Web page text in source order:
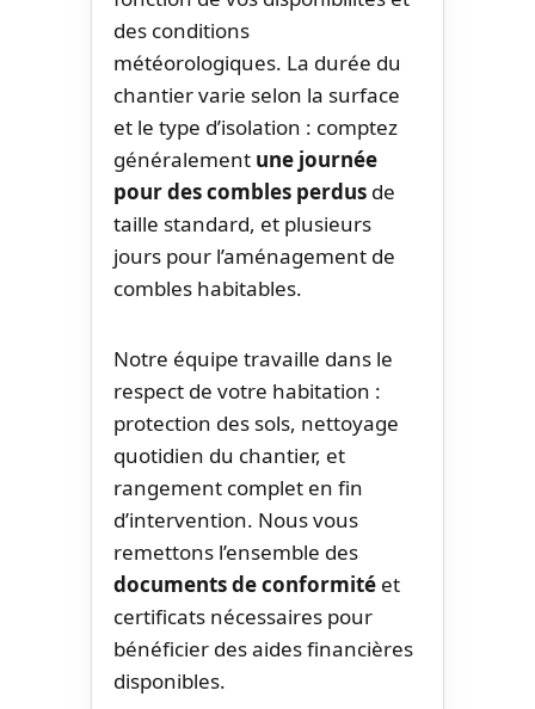
des conditions
météorologiques. La durée du
chantier varie selon la surface
et le type d’isolation : comptez
généralement une journée
pour des combles perdus de
taille standard, et plusieurs
jours pour l’aménagement de
combles habitables.
Notre équipe travaille dans le
respect de votre habitation :
protection des sols, nettoyage
quotidien du chantier, et
rangement complet en fin
d’intervention. Nous vous
remettons l’ensemble des
documents de conformité et
certificats nécessaires pour
bénéficier des aides financières
disponibles.